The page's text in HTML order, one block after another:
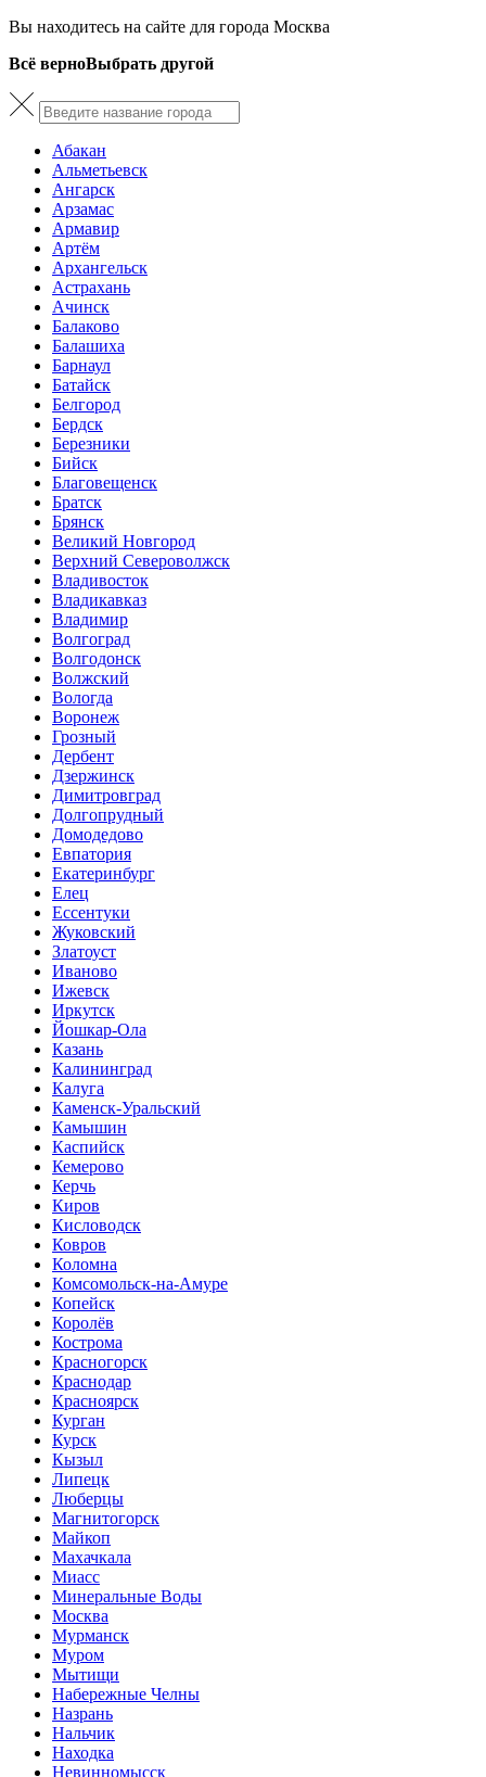
Вы находитесь на сайте для города Москва
Всё верноВыбрать другой
Абакан
Альметьевск
Ангарск
Арзамас
Армавир
Артём
Архангельск
Астрахань
Ачинск
Балаково
Балашиха
Барнаул
Батайск
Белгород
Бердск
Березники
Бийск
Благовещенск
Братск
Брянск
Великий Новгород
Верхний Североволжск
Владивосток
Владикавказ
Владимир
Волгоград
Волгодонск
Волжский
Вологда
Воронеж
Грозный
Дербент
Дзержинск
Димитровград
Долгопрудный
Домодедово
Евпатория
Екатеринбург
Елец
Ессентуки
Жуковский
Златоуст
Иваново
Ижевск
Иркутск
Йошкар-Ола
Казань
Калининград
Калуга
Каменск-Уральский
Камышин
Каспийск
Кемерово
Керчь
Киров
Кисловодск
Ковров
Коломна
Комсомольск-на-Амуре
Копейск
Королёв
Кострома
Красногорск
Краснодар
Красноярск
Курган
Курск
Кызыл
Липецк
Люберцы
Магнитогорск
Майкоп
Махачкала
Миасс
Минеральные Воды
Москва
Мурманск
Муром
Мытищи
Набережные Челны
Назрань
Нальчик
Находка
Невинномысск